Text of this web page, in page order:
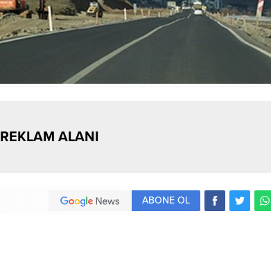
REKLAM ALANI
ABONE OL